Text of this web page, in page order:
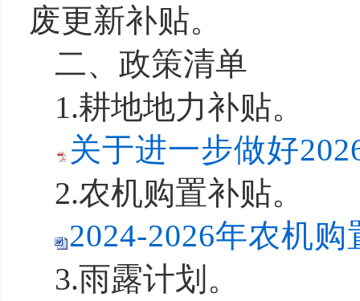
废更新补贴。
二、政策清单
1.耕地地力补贴。
关于进一步做好
2.农机购置补贴。
2024-2026年农机
3.雨露计划。